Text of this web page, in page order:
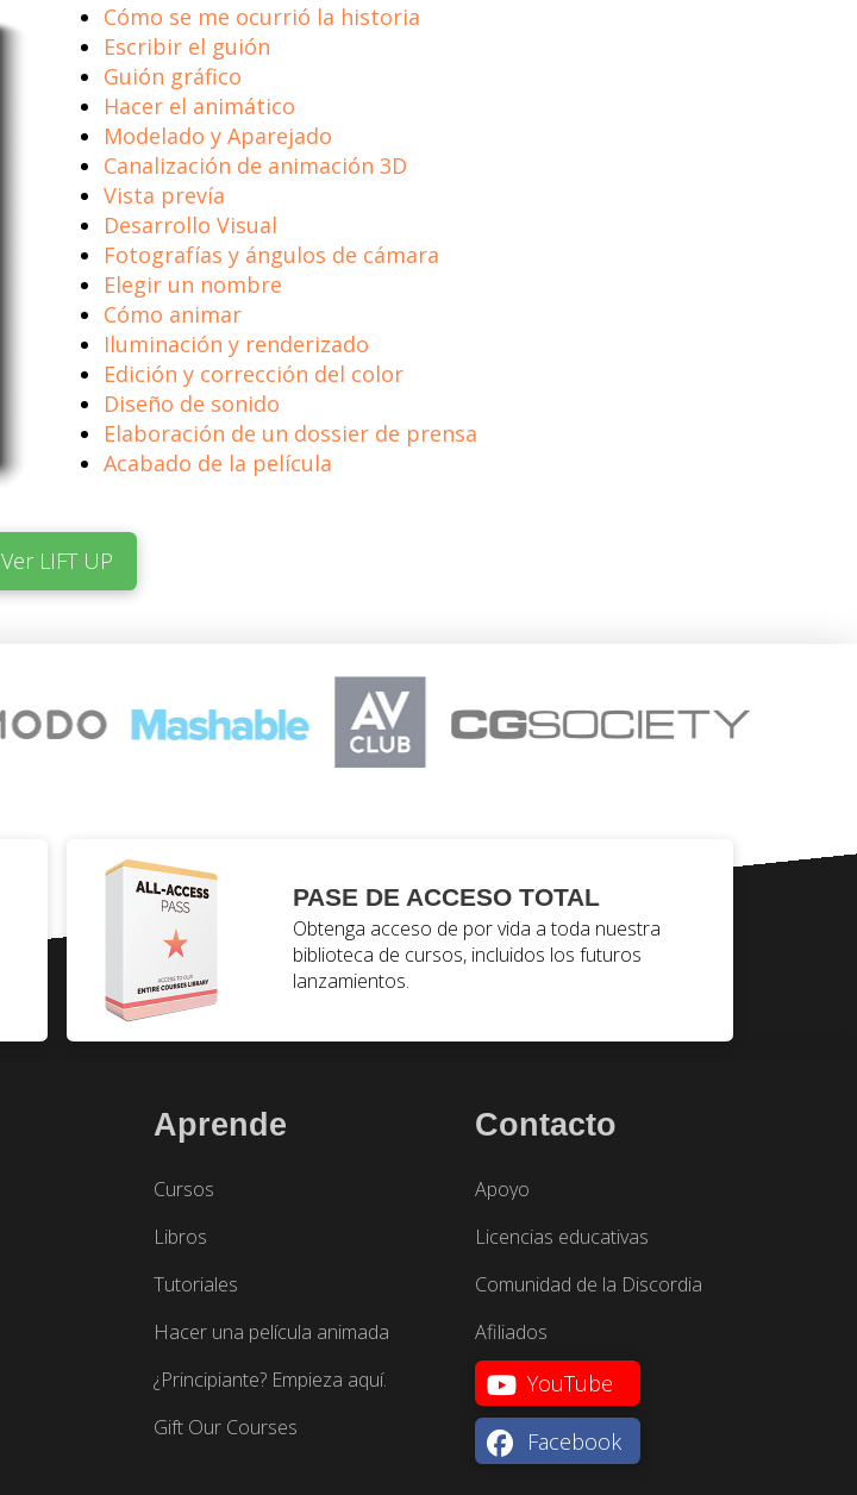
Cómo se me ocurrió la historia
Escribir el guión
Guión gráfico
Hacer el animático
Modelado y Aparejado
Canalización de animación 3D
Vista prevía
Desarrollo Visual
Fotografías y ángulos de cámara
Elegir un nombre
Cómo animar
Iluminación y renderizado
Edición y corrección del color
Diseño de sonido
Elaboración de un dossier de prensa
Acabado de la película
Ver LIFT UP
PASE DE ACCESO TOTAL
Obtenga acceso de por vida a toda nuestra
biblioteca de cursos, incluidos los futuros
lanzamientos.
Aprende
Cursos
Libros
Tutoriales
Hacer una película animada
¿Principiante? Empieza aquí.
Gift Our Courses
Contacto
Apoyo
Licencias educativas
Comunidad de la Discordia
Afiliados
YouTube
Facebook